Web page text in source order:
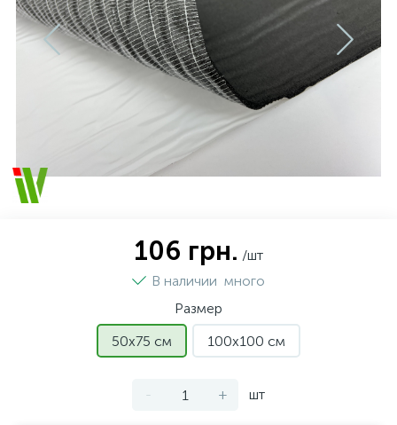
106 грн. /шт
В наличии много
Размер
50х75 см
100х100 см
- + шт